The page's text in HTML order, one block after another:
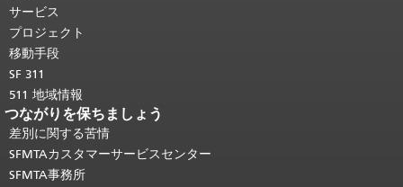
り返されます。
頭に戻る。
サービス
プロジェクト
移動手段
SF 311
511 地域情報
つながりを保ちましょう
差別に関する苦情
SFMTAカスタマーサービスセンター
SFMTA事務所